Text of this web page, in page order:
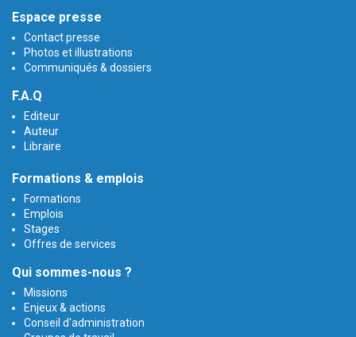
Espace presse
Contact presse
Photos et illustrations
Communiqués & dossiers
F.A.Q
Editeur
Auteur
Libraire
Formations & emplois
Formations
Emplois
Stages
Offres de services
Qui sommes-nous ?
Missions
Enjeux & actions
Conseil d'administration